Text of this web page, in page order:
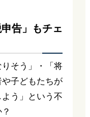
告」もチェ
りそう」・「将
子どもたちが
う」という不